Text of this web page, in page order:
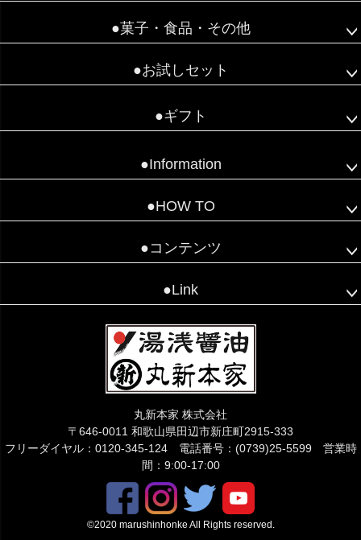
●菓子・食品・その他
●お試しセット
●ギフト
●Information
●HOW TO
●コンテンツ
●Link
丸新本家 株式会社
〒646-0011 和歌山県田辺市新庄町2915-333
フリーダイヤル：0120-345-124 電話番号：(0739)25-5599 営業時
間：9:00-17:00
©2020 marushinhonke All Rights reserved.
こちらでご質問下さい😊